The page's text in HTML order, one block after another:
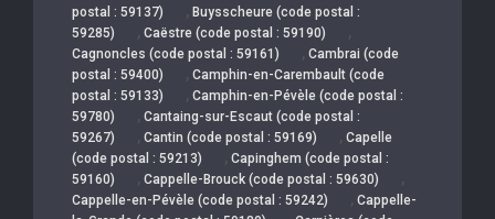
postal : 59137)
, Buysscheure (code postal :
59285)
, Caëstre (code postal : 59190) ,
Cagnoncles (code postal : 59161) , Cambrai (code
postal : 59400)
, Camphin-en-Carembault (code
postal : 59133)
, Camphin-en-Pévèle (code postal :
59780)
, Cantaing-sur-Escaut (code postal :
59267)
, Cantin (code postal : 59169) , Capelle
(code postal : 59213)
, Capinghem (code postal :
59160)
, Cappelle-Brouck (code postal : 59630) ,
Cappelle-en-Pévèle (code postal : 59242) , Cappelle-